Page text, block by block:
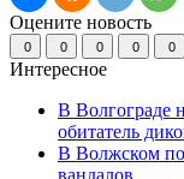
Оцените новость
0 0 0 0 0
Интересное
В Волгограде
обитатель
В Волжском
вандалов